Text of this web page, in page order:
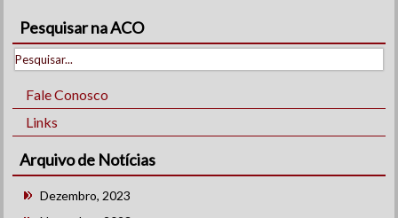
Pesquisar na ACO
Fale Conosco
Links
Arquivo de Notícias
Dezembro, 2023